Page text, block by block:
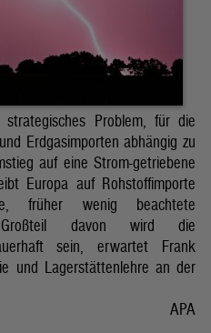
Problem, für die
Erdgasimporten abhängig zu
auf eine Strom-getriebene
Europa auf Rohstoffimporte
früher wenig beachtete
Großteil davon wird die
sein, erwartet Frank
und Lagerstättenlehre an der
APA